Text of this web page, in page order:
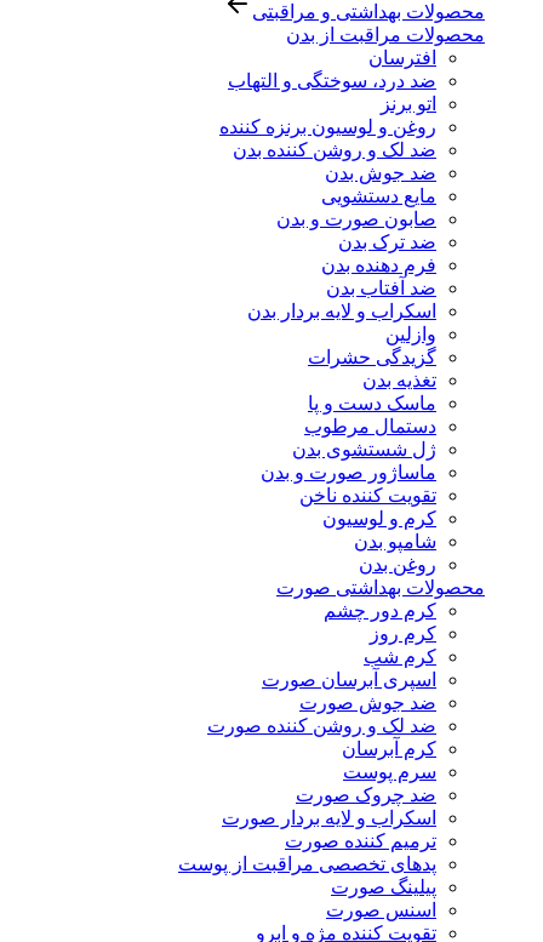
محصولات بهداشتی و مراقبتی
محصولات مراقبت از بدن
افترسان
ضد درد، سوختگی و التهاب
اتو برنز
روغن و لوسیون برنزه کننده
ضد لک و روشن کننده بدن
ضد جوش بدن
مایع دستشویی
صابون صورت و بدن
ضد ترک بدن
فرم دهنده بدن
ضد آفتاب بدن
اسکراب و لایه بردار بدن
وازلین
گزیدگی حشرات
تغذیه بدن
ماسک دست و پا
دستمال مرطوب
ژل شستشوی بدن
ماساژور صورت و بدن
تقویت کننده ناخن
کرم و لوسیون
شامپو بدن
روغن بدن
محصولات بهداشتی صورت
کرم دور چشم
کرم روز
کرم شب
اسپری آبرسان صورت
ضد جوش صورت
ضد لک و روشن کننده صورت
کرم آبرسان
سرم پوست
ضد چروک صورت
اسکراب و لایه بردار صورت
ترمیم کننده صورت
پدهای تخصصی مراقبت از پوست
پیلینگ صورت
اسنس صورت
تقویت کننده مژه و ابرو